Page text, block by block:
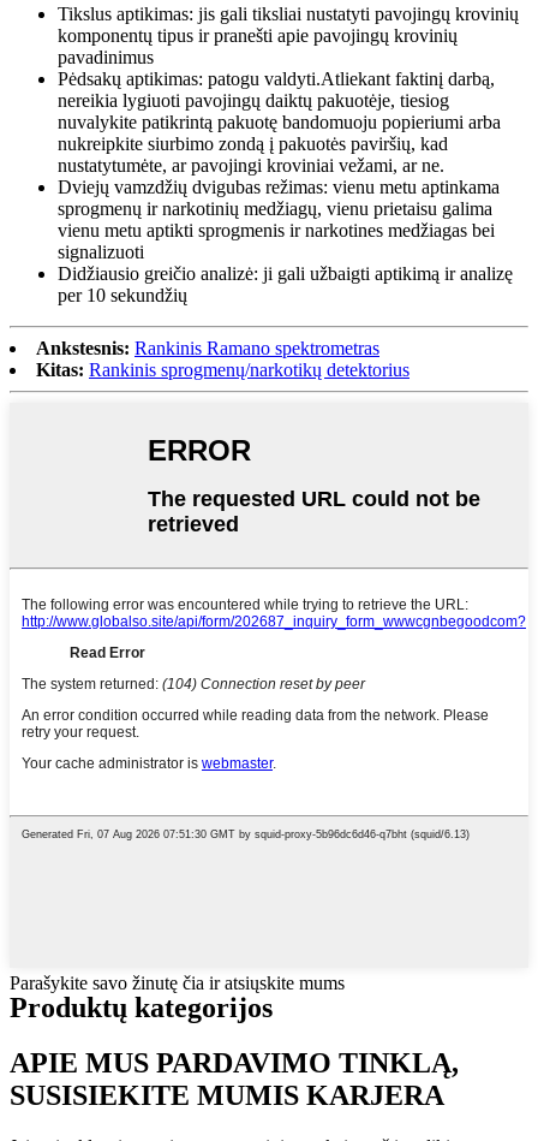
Tikslus aptikimas: jis gali tiksliai nustatyti pavojingų krovinių
komponentų tipus ir pranešti apie pavojingų krovinių
pavadinimus
Pėdsakų aptikimas: patogu valdyti.Atliekant faktinį darbą,
nereikia lygiuoti pavojingų daiktų pakuotėje, tiesiog
nuvalykite patikrintą pakuotę bandomuoju popieriumi arba
nukreipkite siurbimo zondą į pakuotės paviršių, kad
nustatytumėte, ar pavojingi kroviniai vežami, ar ne.
Dviejų vamzdžių dvigubas režimas: vienu metu aptinkama
sprogmenų ir narkotinių medžiagų, vienu prietaisu galima
vienu metu aptikti sprogmenis ir narkotines medžiagas bei
signalizuoti
Didžiausio greičio analizė: ji gali užbaigti aptikimą ir analizę
per 10 sekundžių
Ankstesnis: Rankinis Ramano spektrometras
Kitas: Rankinis sprogmenų/narkotikų detektorius
Parašykite savo žinutę čia ir atsiųskite mums
Produktų kategorijos
APIE MUS PARDAVIMO TINKLĄ,
SUSISIEKITE MUMIS KARJERA